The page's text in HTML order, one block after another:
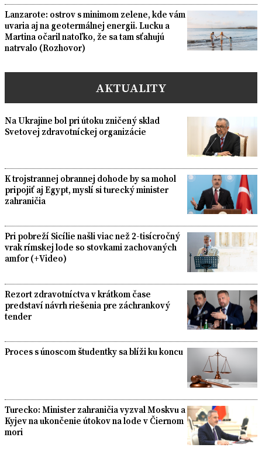
Lanzarote: ostrov s minimom zelene, kde vám
uvaria aj na geotermálnej energii. Lucku a
Martina očaril natoľko, že sa tam sťahujú
natrvalo (Rozhovor)
AKTUALITY
Na Ukrajine bol pri útoku zničený sklad
Svetovej zdravotníckej organizácie
K trojstrannej obrannej dohode by sa mohol
pripojiť aj Egypt, myslí si turecký minister
zahraničia
Pri pobreží Sicílie našli viac než 2-tisícročný
vrak rímskej lode so stovkami zachovaných
amfor (+Video)
Rezort zdravotníctva v krátkom čase
predstaví návrh riešenia pre záchrankový
tender
Proces s únoscom študentky sa blíži ku koncu
Turecko: Minister zahraničia vyzval Moskvu a
Kyjev na ukončenie útokov na lode v Čiernom
mori